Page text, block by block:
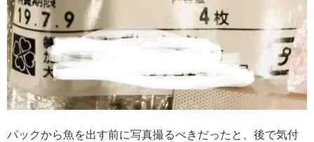
パックから魚を出す前に写真撮るべきだったと、後で気付